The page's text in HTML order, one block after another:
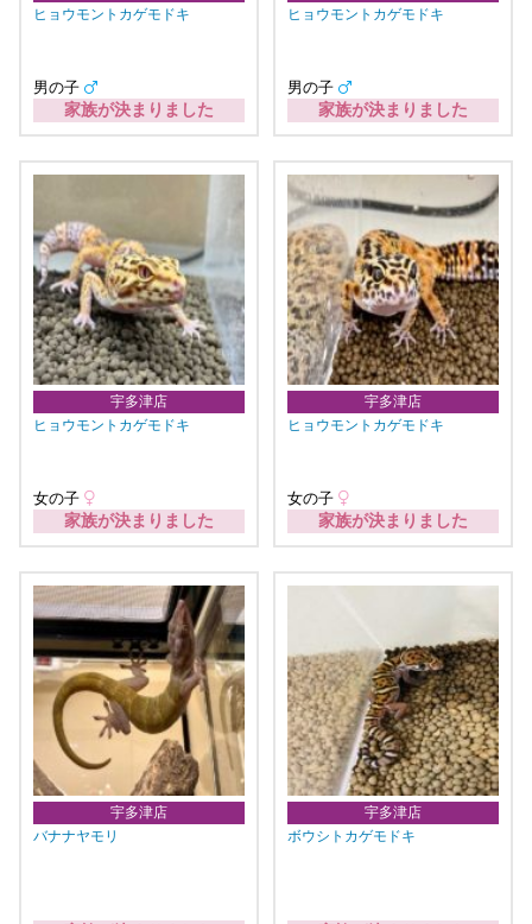
ヒョウモントカゲモドキ
男の子
家族が決まりました
ヒョウモントカゲモドキ
男の子
家族が決まりました
宇多津店
ヒョウモントカゲモドキ
女の子
家族が決まりました
宇多津店
ヒョウモントカゲモドキ
女の子
家族が決まりました
宇多津店
バナナヤモリ
宇多津店
ボウシトカゲモドキ